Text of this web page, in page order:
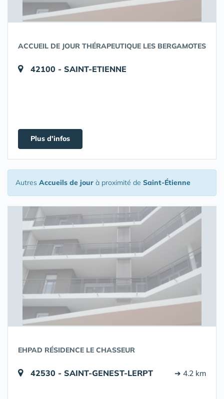
ACCUEIL DE JOUR THÉRAPEUTIQUE LES BERGAMOTES
42100 - SAINT-ETIENNE
Plus d'infos
Autres Accueils de jour à proximité de Saint-Étienne
EHPAD RÉSIDENCE LE CHASSEUR
42530 - SAINT-GENEST-LERPT ➔ 4.2 km